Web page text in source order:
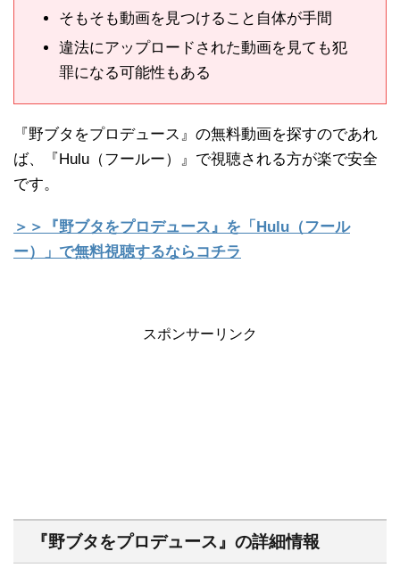
そもそも動画を見つけること自体が手間
違法にアップロードされた動画を見ても犯
罪になる可能性もある
『野ブタをプロデュース』の無料動画を探すのであれ
ば、『Hulu（フールー）』で視聴される方が楽で安全
です。
＞＞『野ブタをプロデュース』を「Hulu（フール
ー）」で無料視聴するならコチラ
スポンサーリンク
『野ブタをプロデュース』の詳細情報